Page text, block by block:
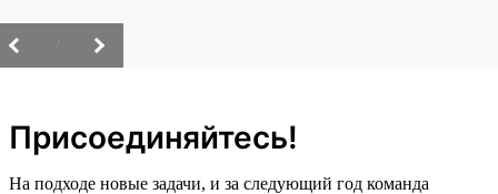
Присоединяйтесь!
На подходе новые задачи, и за следующий год команда